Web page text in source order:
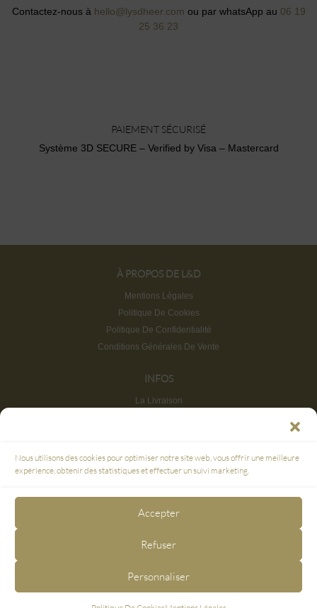
Nous utilisons des cookies pour optimiser notre site web, vous offrir une meilleure
expérience, obtenir des statistiques et effectuer un suivi marketing.
Accepter
Refuser
Personnaliser
Contactez-nous à hello@lysdheer.com ou par whatsApp au 06 19
25 36 23
PAIEMENT SÉCURISÉ
Système 3D SECURE – Verified by Visa – Mastercard
À PROPOS DE L&D
Mentions Légales
Politique De Cookies
Politique De Confidentialité
Conditions Générales De Vente
INFOS
La Livraison
Plan du site
PAIEMENT SÉCURISÉ